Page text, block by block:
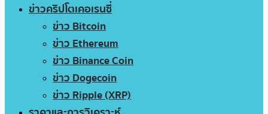
ข่าวคริปโตเคอเรนซี่
ข่าว Bitcoin
ข่าว Ethereum
ข่าว Binance Coin
ข่าว Dogecoin
ข่าว Ripple (XRP)